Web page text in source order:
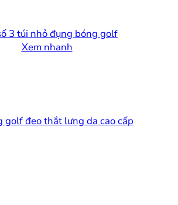
Xem nhanh
golf đeo thắt lưng da cao cấp